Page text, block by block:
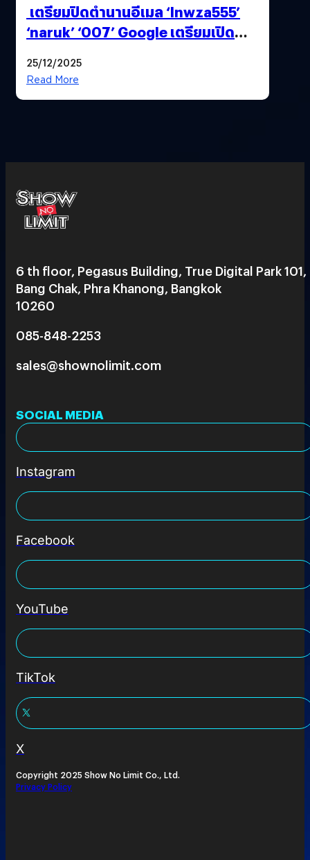
เตรียมปิดตำนานอีเมล ‘lnwza555’
‘naruk’ ‘007’ Google เตรียมเปิด
25/12/2025
Read More
6 th floor, Pegasus Building, True Digital Park 101,
Bang Chak, Phra Khanong, Bangkok
10260
085-848-2253
sales@shownolimit.com
SOCIAL MEDIA
Instagram
Facebook
YouTube
TikTok
X
Copyright 2025 Show No Limit Co., Ltd.
Privacy Policy